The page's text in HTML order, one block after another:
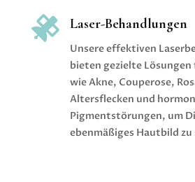
 Laser-Behandlungen
Unsere effektiven
bieten gezielte
wie Akne, Couperose,
Altersflecken und
Pigmentstörungen, um
ebenmäßiges Hautbild zu